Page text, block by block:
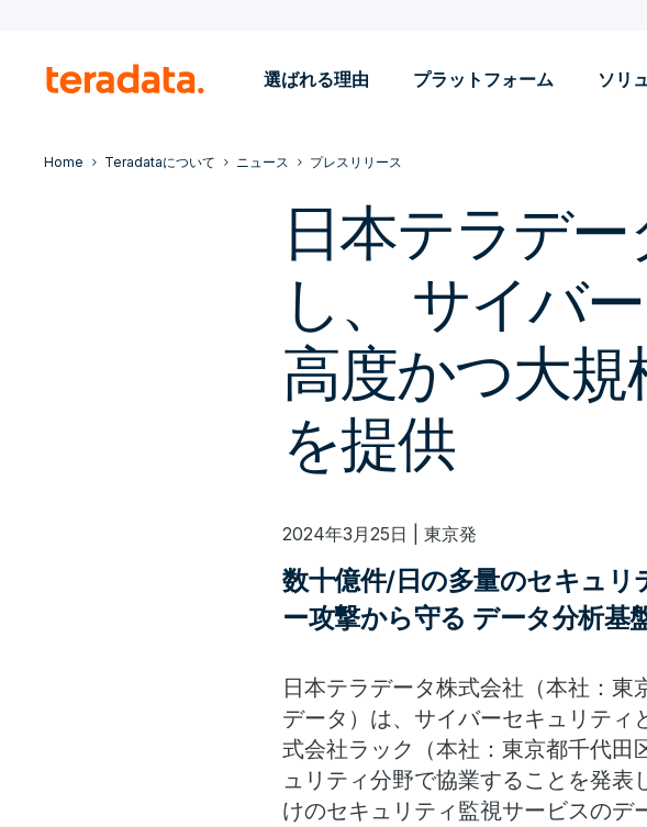
選ばれる理由 プラットフォーム ソリ
Home Teradataについて ニュース プレスリリース
日本テラデ
し、 サイバ
高度かつ大
を提供
2024年3月25日 | 東京発
数十億件/日の多量のセキュ
ー攻撃から守る データ分析
日本テラデータ株式会社（本社：
データ）は、サイバーセキュリティ
式会社ラック（本社：東京都千代田
ュリティ分野で協業することを発表
けのセキュリティ監視サービスの